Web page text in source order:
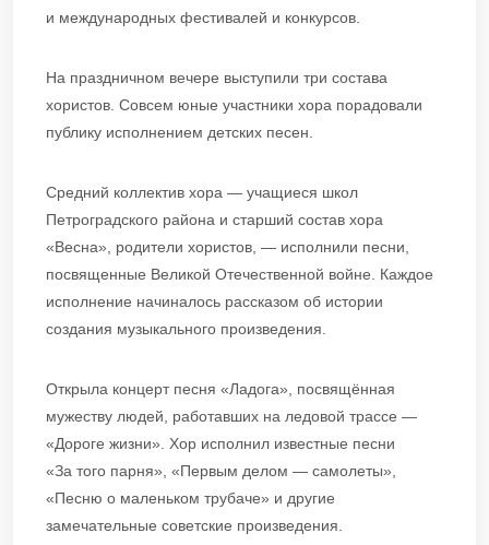
и международных фестивалей и конкурсов.
На праздничном вечере выступили три состава
хористов. Совсем юные участники хора порадовали
публику исполнением детских песен.
Средний коллектив хора — учащиеся школ
Петроградского района и старший состав хора
«Весна», родители хористов, — исполнили песни,
посвященные Великой Отечественной войне. Каждое
исполнение начиналось рассказом об истории
создания музыкального произведения.
Открыла концерт песня «Ладога», посвящённая
мужеству людей, работавших на ледовой трассе —
«Дороге жизни». Хор исполнил известные песни
«За того парня», «Первым делом — самолеты»,
«Песню о маленьком трубаче» и другие
замечательные советские произведения.